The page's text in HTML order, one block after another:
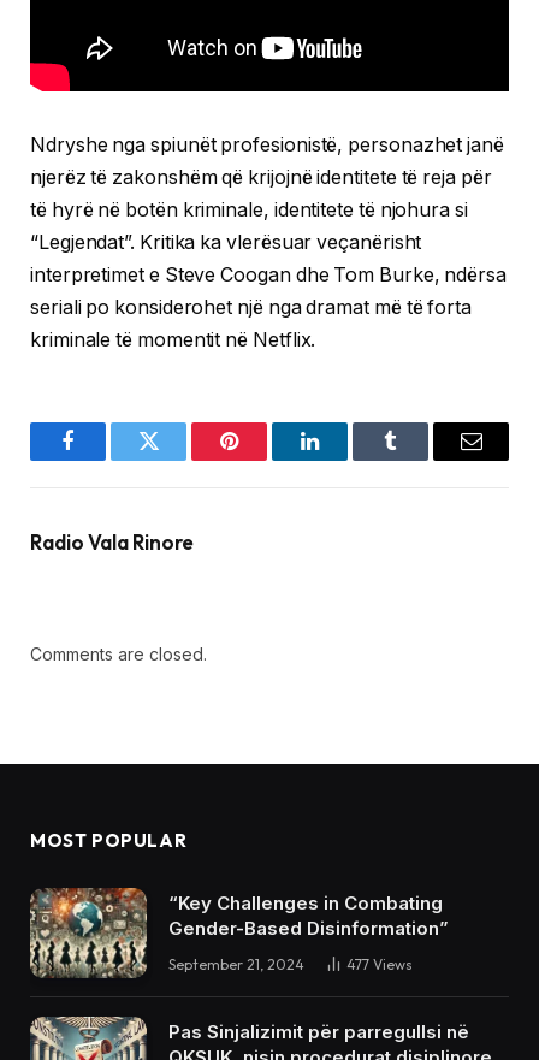
Ndryshe nga spiunët profesionistë, personazhet janë
njerëz të zakonshëm që krijojnë identitete të reja për
të hyrë në botën kriminale, identitete të njohura si
“Legjendat”. Kritika ka vlerësuar veçanërisht
interpretimet e Steve Coogan dhe Tom Burke, ndërsa
seriali po konsiderohet një nga dramat më të forta
kriminale të momentit në Netflix.
FacebookTwitter Pinterest LinkedInTumblr Email
Radio Vala Rinore
Comments are closed.
MOST POPULAR
“Key Challenges in Combating
Gender-Based Disinformation”
September 21, 2024 477 Views
Pas Sinjalizimit për parregullsi në